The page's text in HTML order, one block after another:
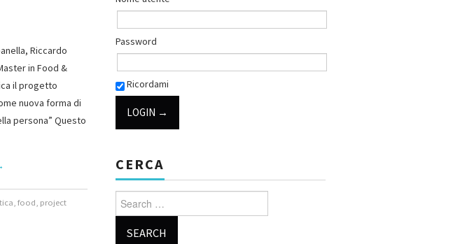
Riccardo
in Food &
il progetto
nuova forma di
persona” Questo
,food, project
Password
Ricordami
CERCA
Search for: